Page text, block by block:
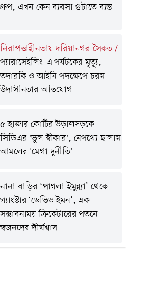
গ্রুপ, এখন কেন ব্যবসা গুটাতে ব্যস্ত
নিরাপত্তাহীনতায় দরিয়ানগর সৈকত/
প্যারাসেইলিং-এ পর্যটকের মৃত্যু,
তদারকি ও আইনি পদক্ষেপে চরম
উদাসীনতার অভিযোগ
৫ হাজার কোটির উড়ালসড়কে
সিডিএর 'ভুল স্বীকার', নেপথ্যে ছালাম
আমলের 'মেগা দুর্নীতি'
নানা বাড়ির ‘পাগলা ইমুন্ন্যা’ থেকে
গ্যাংস্টার ‘ডেভিড ইমন’, এক
সম্ভাবনাময় ক্রিকেটারের পতনে
স্বজনদের দীর্ঘশ্বাস